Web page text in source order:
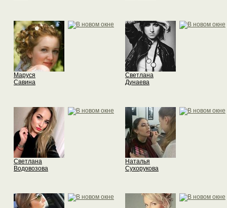
Маруся
Савина
Светлана
Дунаева
Светлана
Водовозова
Наталья
Сухорукова